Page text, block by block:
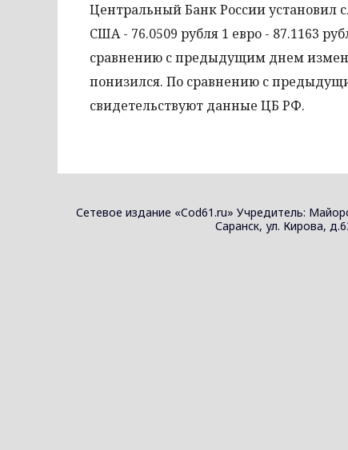
Центральный Банк России установил
США - 76.0509 рубля 1 евро - 87.1163
сравнению с предыдущим днем
понизился. По сравнению с
свидетельствуют данные ЦБ РФ.
Сетевое издание «Cod61.ru» Учредитель:
Саранск, ул. Кирова,